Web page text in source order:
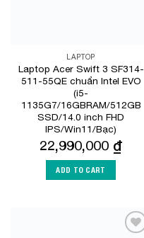
LAPTOP
Laptop Acer Swift 3 SF314-
511-55QE chuẩn Intel EVO
(i5-
1135G7/16GBRAM/512GB
SSD/14.0 inch FHD
IPS/Win11/Bạc)
22,990,000 ₫
ADD TO CART